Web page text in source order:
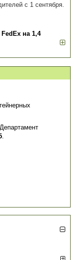
с 1 сентября.
на 1,4